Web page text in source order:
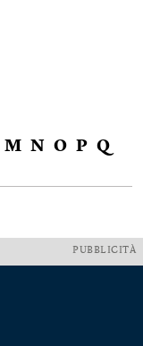
M N O P Q
PUBBLICITÀ